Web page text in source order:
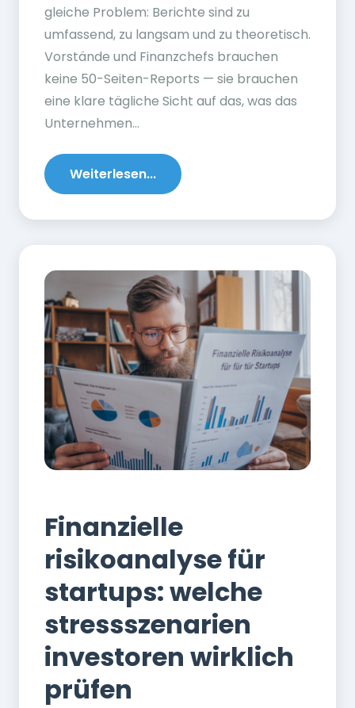
gleiche Problem: Berichte sind zu
umfassend, zu langsam und zu theoretisch.
Vorstände und Finanzchefs brauchen
keine 50-Seiten-Reports — sie brauchen
eine klare tägliche Sicht auf das, was das
Unternehmen...
Weiterlesen...
Finanzielle
risikoanalyse für
startups: welche
stressszenarien
investoren wirklich
prüfen